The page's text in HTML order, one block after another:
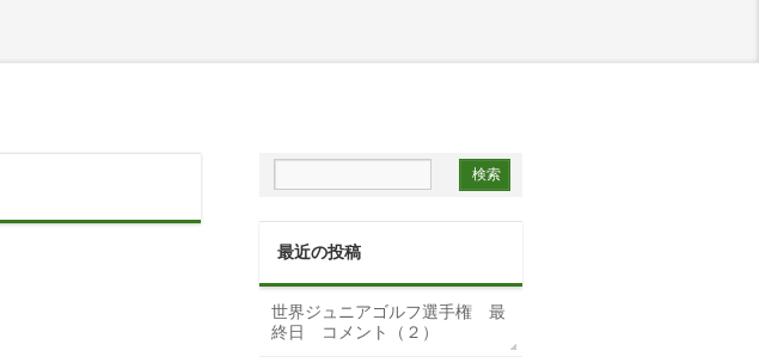
最近の投稿
世界ジュニアゴルフ選手権 最
終日 コメント（２）